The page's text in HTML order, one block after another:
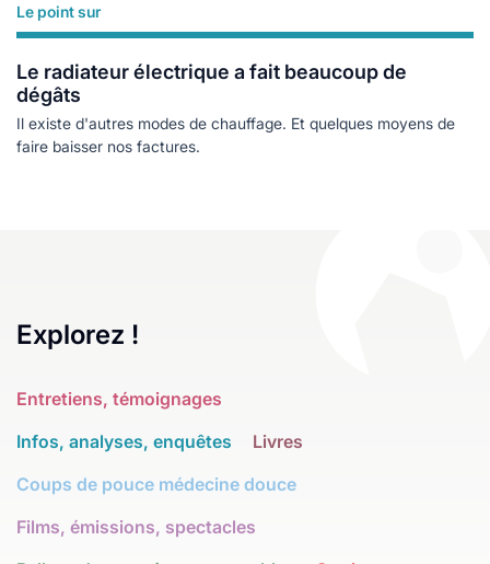
Le point sur
Le radiateur électrique a fait beaucoup de
dégâts
Il existe d'autres modes de chauffage. Et quelques moyens de
faire baisser nos factures.
Lire plus
Explorez !
Entretiens, témoignages
Infos, analyses, enquêtes
Livres
Coups de pouce médecine douce
Films, émissions, spectacles